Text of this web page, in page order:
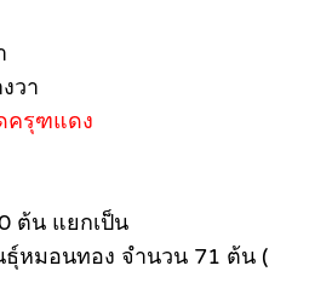
วา
ครุฑแดง
ต้น แยกเป็น
หมอนทอง จำนวน 71 ต้น (